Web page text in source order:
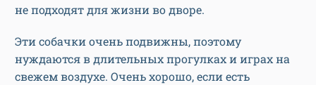
не подходят для жизни во дворе.
Эти собачки очень подвижны, поэтому
нуждаются в длительных прогулках и играх на
свежем воздухе. Очень хорошо, если есть